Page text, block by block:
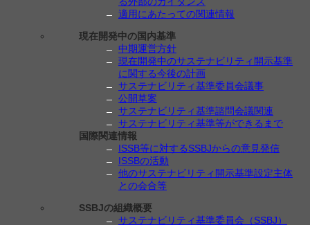
適用にあたっての関連情報
現在開発中の国内基準
中期運営方針
現在開発中のサステナビリティ開示基準
に関する今後の計画
サステナビリティ基準委員会議事
公開草案
サステナビリティ基準諮問会議関連
サステナビリティ基準等ができるまで
国際関連情報
ISSB等に対するSSBJからの意見発信
ISSBの活動
他のサステナビリティ開示基準設定主体
との会合等
SSBJの組織概要
サステナビリティ基準委員会（SSBJ）